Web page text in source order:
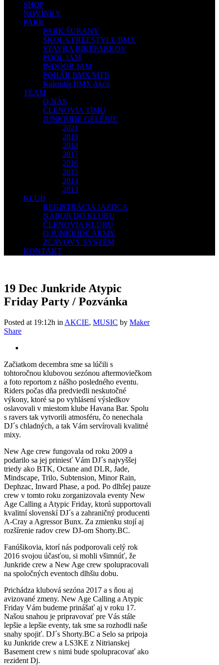
SHOP
NOVINKY
PARK
PARK ŠURANY
ŠKOLA FREESTYLE BMX
STAVBA BIKEPARKOV
POOL JAM
INDOOR JAM
POHÁR BMX/MTB
Kalendár BMX Akcií
TEAM
O NÁS
ČLENOVIA TÍMU
JUNKRIDE GELÉRIE
2021
2019
2018
2017
2016
2015
2014
2013
KLUB
REGISTRÁCIA JAZDCA
NÁBOR DO KLUBU
ČLENOVIA KLUBU
O JUNKRIDE ARMY
ZĽAVOVÝ SYSTÉM
KONTAKT
19 Dec Junkride Atypic
Friday Party / Pozvánka
Posted at 19:12h in AKCIE, MUSIC by Maker
Share
Začiatkom decembra sme sa lúčili s
tohtoročnou klubovou sezónou aftermoviečkom
a foto reportom z nášho posledného eventu.
Riders počas dňa predviedli neskutočné
výkony, ktoré sa po vyhlásení výsledkov
oslavovali v miestom klube Havana Bar. Spolu
s ravers tak vytvorili atmosféru, čo nenechala
DJ´s chladných, a tak Vám servírovali kvalitné
mixy.
New Age crew fungovala od roku 2009 a
podarilo sa jej priniesť Vám DJ´s najvyššej
triedy ako BTK, Octane and DLR, Jade,
Mindscape, Trilo, Subtension, Minor Rain,
Dephzac, Inward Phase, a pod. Po dlhšej pauze
crew v tomto roku zorganizovala eventy New
Age Calling a Atypic Friday, ktorú supportovali
kvalitní slovenskí DJ´s a zahraničný producenti
A-Cray a Agressor Bunx. Za zmienku stojí aj
rozšírenie radov crew DJ-om Shorty.BC.
Fanúšikovia, ktorí nás podporovali celý rok
2016 svojou účasťou, si mohli všimnúť, že
Junkride crew a New Age crew spolupracovali
na spoločných eventoch dlhšiu dobu.
Prichádza klubová sezóna 2017 a s ňou aj
avizované zmeny. New Age Calling a Atypic
Friday Vám budeme prinášať aj v roku 17.
Našou snahou je pripravovať pre Vás stále
lepšie a lepšie eventy, tak sme sa rozhodli naše
snahy spojiť. DJ´s Shorty.BC a Selo sa pripoja
ku Junkride crew a LS3KE z Nitrianskej
Basement crew s nimi bude spolupracovať ako
rezident Dj.